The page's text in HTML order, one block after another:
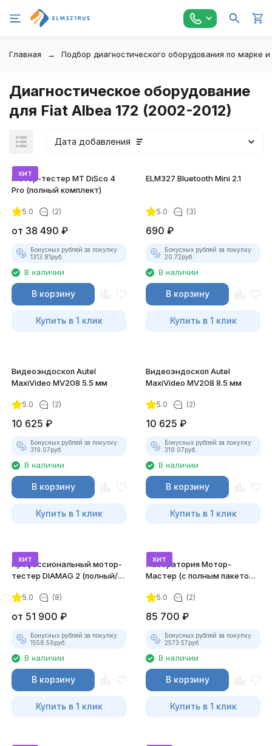
Главная Подбор диагностического оборудования по марке
Диагностическое оборудование
для Fiat Albea 172 (2002-2012)
Дата добавления
хит
Мотор-тестер MT DiSco 4
Pro (полный комплект)
5.0 (2)
от 38 490 ₽
Бонусных рублей за покупку:
1313.81руб.
В наличии
В корзину
Купить в 1 клик
ELM327 Bluetooth Mini 2.1
5.0 (3)
690 ₽
Бонусных рублей за покупку:
20.72руб.
В наличии
В корзину
Купить в 1 клик
Видеоэндоскоп Autel
MaxiVideo MV208 5.5 мм
5.0 (2)
10 625 ₽
Бонусных рублей за покупку:
319.07руб.
В наличии
В корзину
Купить в 1 клик
Видеоэндоскоп Autel
MaxiVideo MV208 8.5 мм
5.0 (2)
10 625 ₽
Бонусных рублей за покупку:
319.07руб.
В наличии
В корзину
Купить в 1 клик
хит
Профессиональный мотор-
тестер DIAMAG 2 (полный/
5.0 (8)
от 51 900 ₽
Бонусных рублей за покупку:
1558.56руб.
В наличии
В корзину
Купить в 1 клик
хит
Лаборатория Мотор-
Мастер (с полным пакетом
5.0 (2)
85 700 ₽
Бонусных рублей за покупку:
2573.57руб.
В наличии
В корзину
Купить в 1 клик